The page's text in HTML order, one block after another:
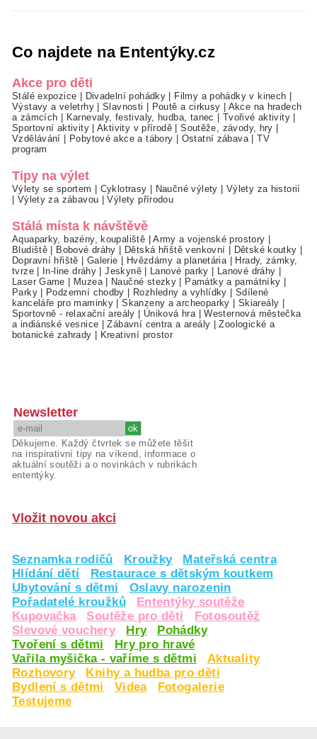
Co najdete na Ententýky.cz
Akce pro děti
Stálé expozice Divadelní pohádky Filmy a pohádky v kinech
Výstavy a veletrhy|Slavnosti Poutě a cirkusy
Akce na hradech
a zámcích
Karnevaly, festivaly, hudba, tanec Tvořivé aktivity
Sportovní aktivity|Aktivity v přírodě |Soutěže, závody, hry
Vzdělávání
Pobytové akce a tábory Ostatní zábava|TV
program
Tipy na výlet
Výlety se sportem Cyklotrasy Naučné výlety
Výlety za historií
Výlety za zábavou |Výlety přírodou
Stálá místa k návštěvě
Aquaparky, bazény, koupaliště |Army a vojenské prostory
Bludiště
Bobové dráhy Dětská hřiště venkovní Dětské koutky
Dopravní hřiště
Galerie Hvězdárny a planetária|
Hrady, zámky,
tvrze| In-line dráhy |Jeskyně| Lanové parky Lanové dráhy
Laser Game
Muzea| Naučné stezky Památky a památníky
Parky| Podzemní chodby Rozhledny a vyhlídky
Sdílené
kanceláře pro maminky |Skanzeny a archeoparky Skiareály
Sportovně - relaxační areály
Úniková hra|Westernová městečka
a indiánské vesnice |Zábavní centra a areály |Zoologické a
botanické zahrady
Kreativní prostor
Newsletter
Děkujeme. Každý čtvrtek se můžete těšit
na inspirativní tipy na víkend, informace o
aktuální soutěži a o novinkách v rubrikách
ententýky.
Vložit novou akci
Seznamka rodičů Kroužky
Mateřská centra
Hlídání dětí
Restaurace s dětským koutkem
Ubytování s dětmi
Oslavy narozenin
Pořadatelé kroužků
Ententýky soutěže
Kupovačka
Soutěže pro děti
Fotosoutěž
Slevové vouchery
Hry
Pohádky
Tvoření s dětmi
Hry pro hravé
Vařila myšička - vaříme s dětmi
Aktuality
Rozhovory
Knihy a hudba pro děti
Bydlení s dětmi
Videa
Fotogalerie
Testujeme